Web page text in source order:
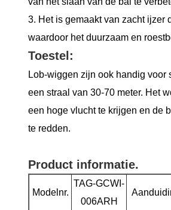
3. Het is gemaakt van zacht ijzer
waardoor het duurzaam en
Toestel:
Lob-wiggen zijn ook handig voor
een straal van 30-70 meter. Het
een ​​hoge vlucht te krijgen en de
te redden.
Product informatie.
Modelnr.
TAG-GCWI-
006ARH